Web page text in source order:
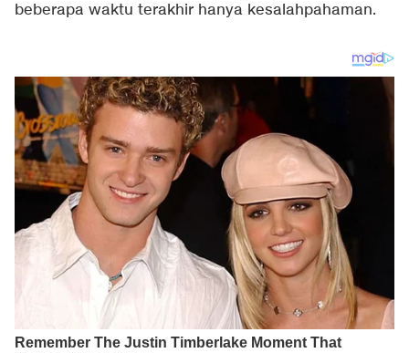
beberapa waktu terakhir hanya kesalahpahaman.